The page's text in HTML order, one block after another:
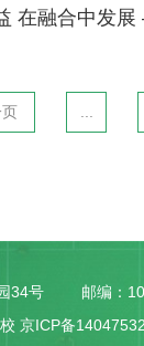
在融合中发
页
34号 邮编：
京ICP备